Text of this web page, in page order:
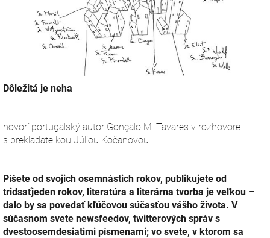
Dôležitá je neha
hovorí portugalský autor Gonçalo M. Tavares v rozhovore
s prekladateľkou Júliou Kočanovou.
Píšete od svojich osemnástich rokov, publikujete od
tridsaťjeden rokov, literatúra a literárna tvorba je veľkou –
dalo by sa povedať kľúčovou súčasťou vášho života. V
súčasnom svete newsfeedov, twitterových správ s
dvestoosemdesiatimi písmenami; vo svete, v ktorom sa